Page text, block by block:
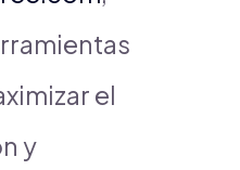
el
y